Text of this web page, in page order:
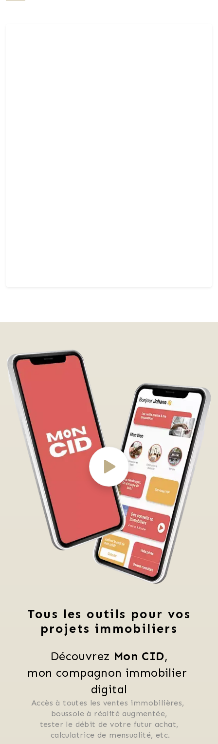
Tous les outils pour vos
projets immobiliers
Découvrez Mon CID,
mon compagnon immobilier
digital
Accès à toutes les ventes immobilières,
boussole à réalité augmentée,
tester le débit de votre futur achat,
calculatrice de mensualité, etc.